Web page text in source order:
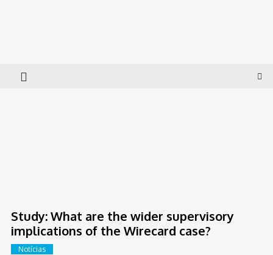
Study: What are the wider supervisory
implications of the Wirecard case?
Notícias